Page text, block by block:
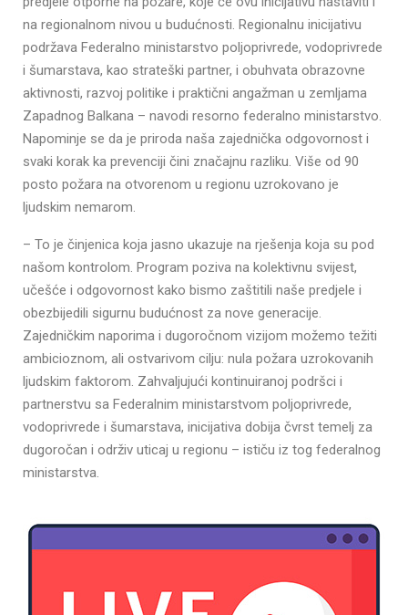
na regionalnom nivou u budućnosti. Regionalnu inicijativu
podržava Federalno ministarstvo poljoprivrede, vodoprivrede
i šumarstava, kao strateški partner, i obuhvata obrazovne
aktivnosti, razvoj politike i praktični angažman u zemljama
Zapadnog Balkana – navodi resorno federalno ministarstvo.
Napominje se da je priroda naša zajednička odgovornost i
svaki korak ka prevenciji čini značajnu razliku. Više od 90
posto požara na otvorenom u regionu uzrokovano je
ljudskim nemarom.
– To je činjenica koja jasno ukazuje na rješenja koja su pod
našom kontrolom. Program poziva na kolektivnu svijest,
učešće i odgovornost kako bismo zaštitili naše predjele i
obezbijedili sigurnu budućnost za nove generacije.
Zajedničkim naporima i dugoročnom vizijom možemo težiti
ambicioznom, ali ostvarivom cilju: nula požara uzrokovanih
ljudskim faktorom. Zahvaljujući kontinuiranoj podršci i
partnerstvu sa Federalnim ministarstvom poljoprivrede,
vodoprivrede i šumarstava, inicijativa dobija čvrst temelj za
dugoročan i održiv uticaj u regionu – ističu iz tog federalnog
ministarstva.